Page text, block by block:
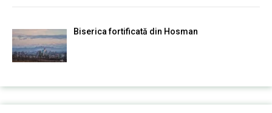
Biserica fortificată din Hosman